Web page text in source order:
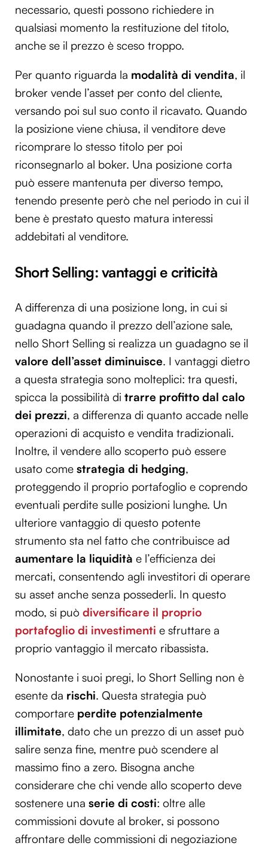
necessario, questi possono richiedere in
qualsiasi momento la restituzione del titolo,
anche se il prezzo è sceso troppo.
Per quanto riguarda la modalità di vendita, il
broker vende l’asset per conto del cliente,
versando poi sul suo conto il ricavato. Quando
la posizione viene chiusa, il venditore deve
ricomprare lo stesso titolo per poi
riconsegnarlo al boker. Una posizione corta
può essere mantenuta per diverso tempo,
tenendo presente però che nel periodo in cui il
bene è prestato questo matura interessi
addebitati al venditore.
Short Selling: vantaggi e criticità
A differenza di una posizione long, in cui si
guadagna quando il prezzo dell’azione sale,
nello Short Selling si realizza un guadagno se il
valore dell’asset diminuisce. I vantaggi dietro
a questa strategia sono molteplici: tra questi,
spicca la possibilità di trarre profitto dal calo
dei prezzi, a differenza di quanto accade nelle
operazioni di acquisto e vendita tradizionali.
Inoltre, il vendere allo scoperto può essere
usato come strategia di hedging,
proteggendo il proprio portafoglio e coprendo
eventuali perdite sulle posizioni lunghe. Un
ulteriore vantaggio di questo potente
strumento sta nel fatto che contribuisce ad
aumentare la liquidità e l’efficienza dei
mercati, consentendo agli investitori di operare
su asset anche senza possederli. In questo
modo, si può diversificare il proprio
portafoglio di investimenti e sfruttare a
proprio vantaggio il mercato ribassista.
Nonostante i suoi pregi, lo Short Selling non è
esente da rischi. Questa strategia può
comportare perdite potenzialmente
illimitate, dato che un prezzo di un asset può
salire senza fine, mentre può scendere al
massimo fino a zero. Bisogna anche
considerare che chi vende allo scoperto deve
sostenere una serie di costi: oltre alle
commissioni dovute al broker, si possono
affrontare delle commissioni di negoziazione